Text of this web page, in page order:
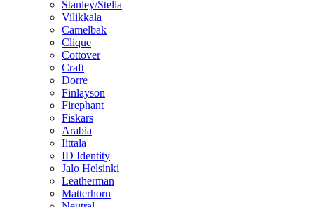
Stanley/Stella
Vilikkala
Camelbak
Clique
Cottover
Craft
Dorre
Finlayson
Firephant
Fiskars
Arabia
Iittala
ID Identity
Jalo Helsinki
Leatherman
Matterhorn